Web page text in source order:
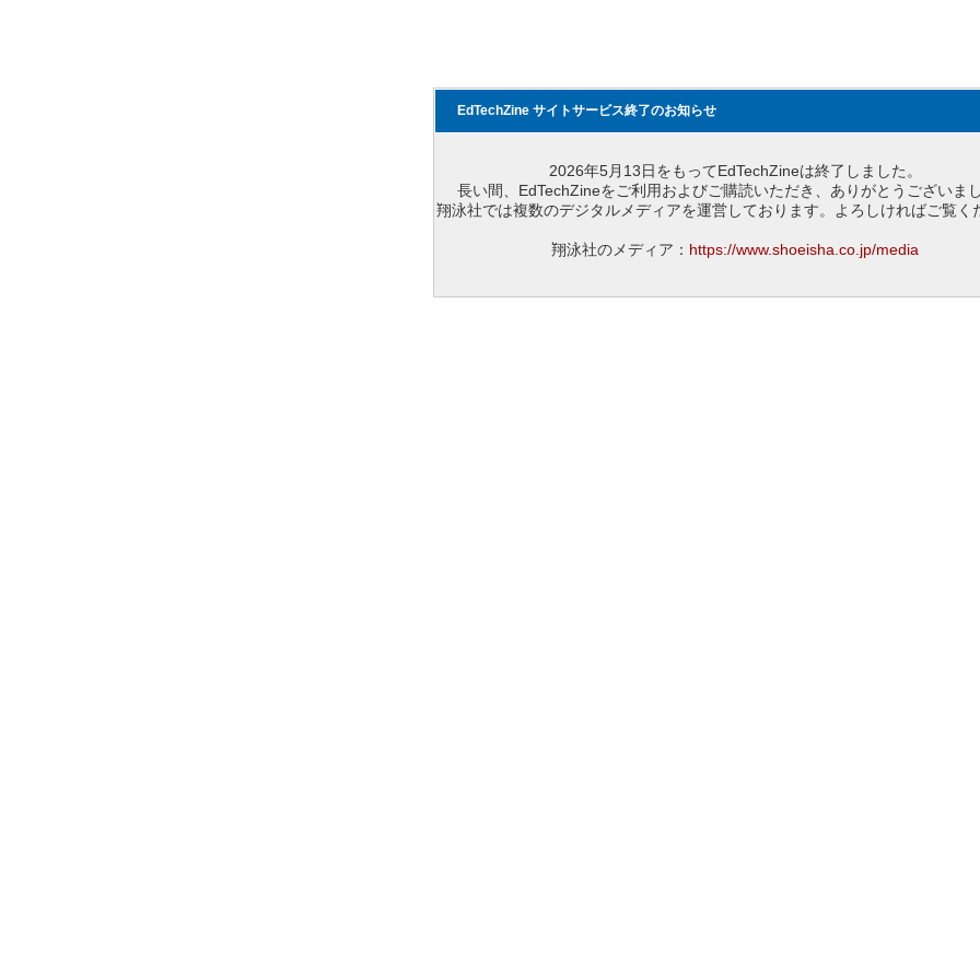
EdTechZine サイトサービス終了のお知らせ
2026年5月13日をもってEdTechZineは終了しました。
長い間、EdTechZineをご利用およびご購読いただき、ありがとうございまし
翔泳社では複数のデジタルメディアを運営しております。よろしければご覧く
翔泳社のメディア： https://www.shoeisha.co.jp/media